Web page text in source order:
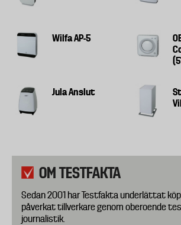
Wilfa AP-5
Jula Anslut
OM TESTFAKTA
Sedan 2001 har Testfakta underlättat
påverkat tillverkare genom oberoende
journalistik.